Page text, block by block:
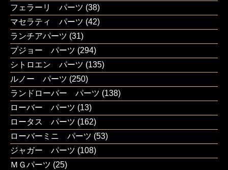
フェラーリ パーツ (38)
マセラティ パーツ (42)
ランチアパーツ (31)
プジョー パーツ (294)
シトロエン パーツ (135)
ルノー パーツ (250)
ランドローバー パーツ (138)
ローバー パーツ (13)
ロータス パーツ (162)
ローバーミニ パーツ (53)
ジャガー パーツ (108)
ＭＧパーツ (25)